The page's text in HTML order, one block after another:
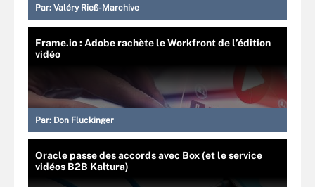
Par: Valéry Rieß-Marchive
Frame.io : Adobe rachète le Workfront de l’édition
vidéo
Par: Don Fluckinger
Oracle passe des accords avec Box (et le service
vidéos B2B Kaltura)